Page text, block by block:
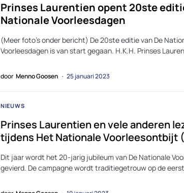
Prinses Laurentien opent 20ste
Nationale Voorleesdagen
(Meer foto’s onder bericht) De 20ste editie van De
Voorleesdagen is van start gegaan. H.K.H. Prinses
door Menno Goosen 25 januari 2023
NIEUWS
Prinses Laurentien en vele anderen
tijdens Het Nationale Voorleesontbijt
Dit jaar wordt het 20-jarig jubileum van De Nationale
gevierd. De campagne wordt traditiegetrouw op de